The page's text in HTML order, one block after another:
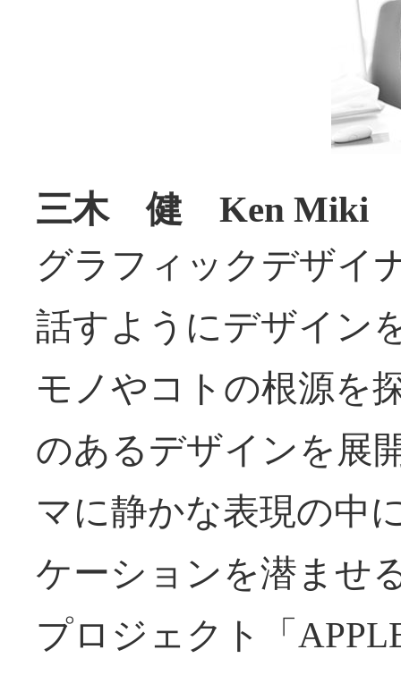
三木 健 Ken Miki
グラフィックデザイ
話すようにデザイン
モノやコトの根源を
のあるデザインを展
マに静かな表現の中
ケーションを潜ませ
プロジェクト「